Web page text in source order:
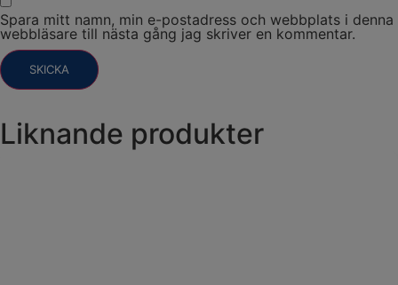
Spara mitt namn, min e-postadress och webbplats i denna
webbläsare till nästa gång jag skriver en kommentar.
Liknande produkter